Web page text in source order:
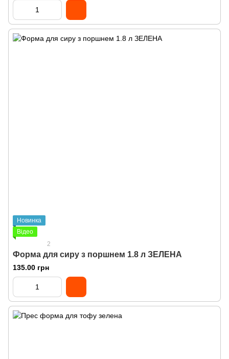
Новинка
Відео
2
Форма для сиру з поршнем 1.8 л ЗЕЛЕНА
135.00 грн